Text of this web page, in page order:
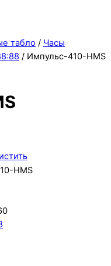
табло / Часы
/ Импульс-410-HMS
HMS